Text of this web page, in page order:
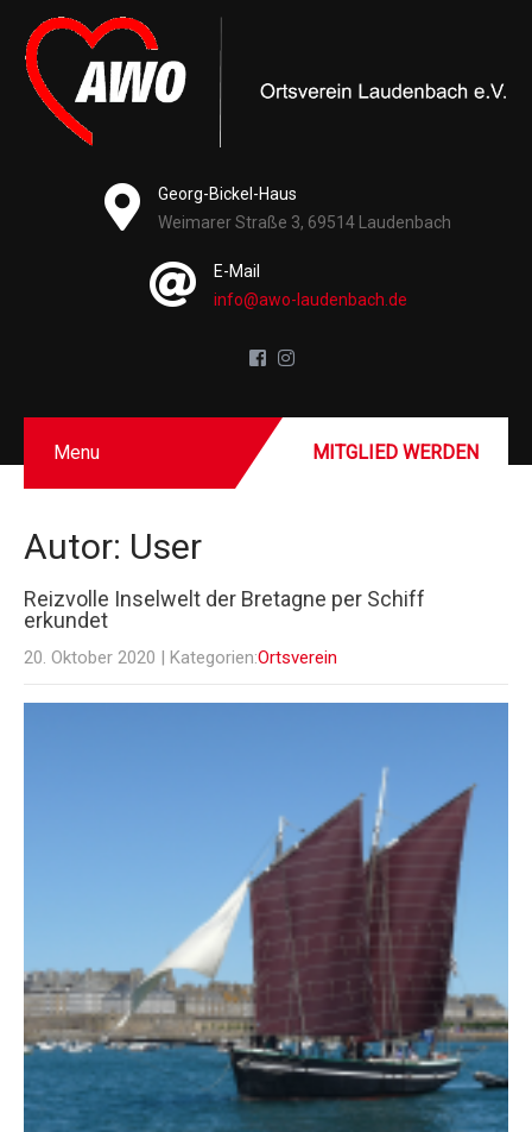
Georg-Bickel-Haus
Weimarer Straße 3, 69514 Laudenbach
E-Mail
info@awo-laudenbach.de
Menu MITGLIED WERDEN
Autor: User
Reizvolle Inselwelt der Bretagne per Schiff
erkundet
20. Oktober 2020 | Kategorien:Ortsverein